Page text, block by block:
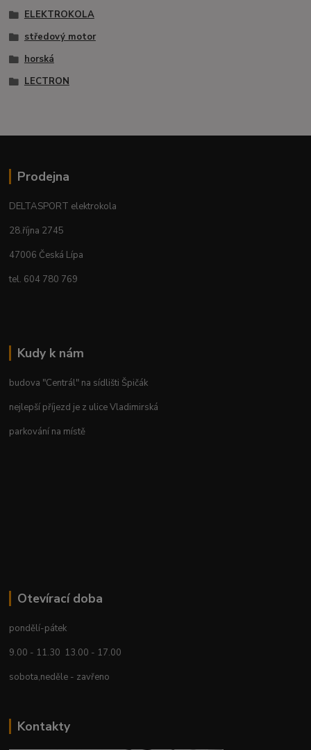
ELEKTROKOLA
středový motor
horská
LECTRON
Prodejna
DELTASPORT elektrokola
28.října 2745
47006 Česká Lípa
tel. 604 780 769
Kudy k nám
budova "Centrál" na sídlišti Špičák
nejlepší příjezd je z ulice Vladimirská
parkování na místě
Otevírací doba
pondělí-pátek
9.00 - 11.30 13.00 - 17.00
sobota,neděle - zavřeno
Kontakty